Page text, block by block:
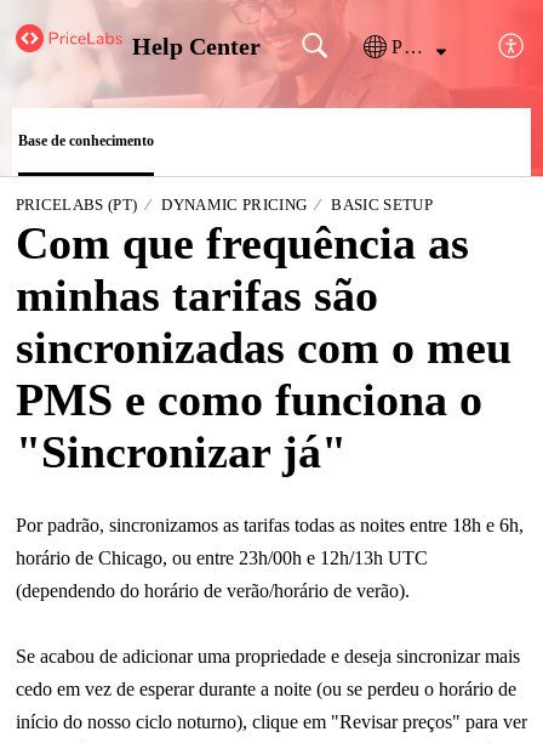
Help Center Português
Base de conhecimento
PRICELABS (PT) DYNAMIC PRICING BASIC SETUP
Com que frequência as
minhas tarifas são
sincronizadas com o meu
PMS e como funciona o
"Sincronizar já"
Por padrão, sincronizamos as tarifas todas as noites entre 18h e 6h,
horário de Chicago, ou entre 23h/00h e 12h/13h UTC
(dependendo do horário de verão/horário de verão).
Se acabou de adicionar uma propriedade e deseja sincronizar mais
cedo em vez de esperar durante a noite (ou se perdeu o horário de
início do nosso ciclo noturno), clique em "Revisar preços" para ver